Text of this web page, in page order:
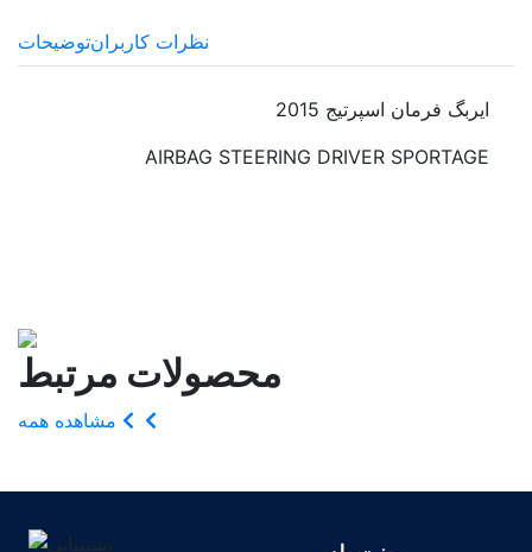
توضیحاتنظرات کاربران
AIRBAG STEERING DRIVER SPORTAGE
محصولات مرتبط